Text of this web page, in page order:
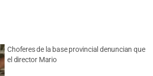
Choferes de la base provincial denuncian que
el director Mario